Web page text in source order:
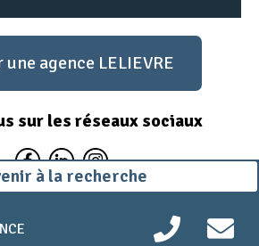
à la recherche
une agence LELIEVRE
sur les réseaux sociaux
Plan du site